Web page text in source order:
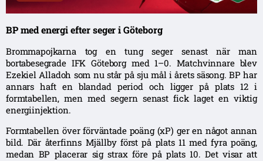
BP med energi efter seger i Göteborg
Brommapojkarna tog en tung seger senast när man
bortabesegrade IFK Göteborg med 1–0. Matchvinnare blev
Ezekiel Alladoh som nu står på sju mål i årets säsong. BP har
annars haft en blandad period och ligger på plats 12 i
formtabellen, men med segern senast fick laget en viktig
energiinjektion.
Formtabellen över förväntade poäng (xP) ger en något annan
bild. Där återfinns Mjällby först på plats 11 med fyra poäng,
medan BP placerar sig strax före på plats 10. Det visar att